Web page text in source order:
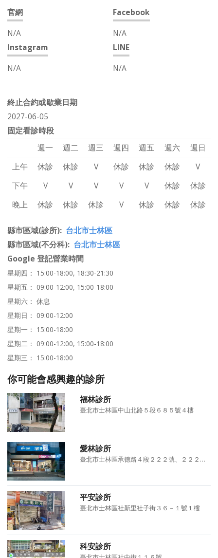
官網
N/A
Facebook
N/A
Instagram
N/A
LINE
N/A
終止合約或歇業日期
2027-06-05
固定看診時段
週一
週二 週三 週四 週五 週六
週日
上午
休診 休診 V 休診 休診 休診
V
下午
V V V V V 休診
休診
晚上
休診 休診 休診 V 休診 休診 休診
縣市區域(診所) 台北市士林區
縣市區域(不分科) 台北市士林區
Google 登記營業時間
星期四： 15:00-18:00, 18:30-21:30
星期五： 09:00-12:00, 15:00-18:00
星期六： 休息
星期日： 09:00-12:00
星期一： 15:00-18:00
星期二： 09:00-12:00, 15:00-18:00
星期三： 15:00-18:00
你可能會感興趣的診所
福林診所
臺北市士林區中山北路５段６８５號４樓
愛林診所
臺北市士林區承德路４段２２２號、２２２之１號、２２２之２號
平安診所
臺北市士林區社新里社子街３６－１號１樓
科安診所